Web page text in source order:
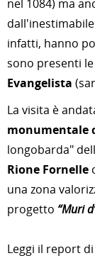
nel 1084) ma
infatti, hanno
sono presenti le
Evangelista
La visita è
monumentale
longobarda"
Rione Fornelle
una zona
progetto “Muri
Leggi il report